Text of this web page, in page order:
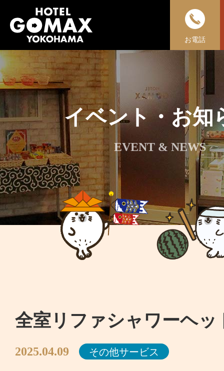
お電話
イベント・お知
EVENT & NEWS
全室リファシャワーヘッ
2025.04.09 その他サービス